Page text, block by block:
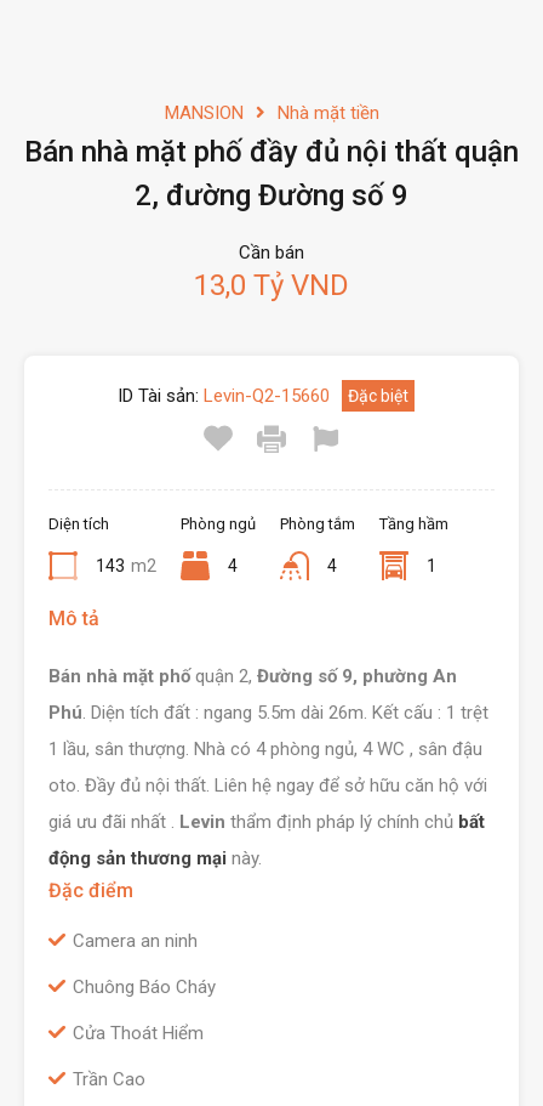
MANSION Nhà mặt tiền
Bán nhà mặt phố đầy đủ nội thất quận
2, đường Đường số 9
Cần bán
13,0 Tỷ VND
ID Tài sản: Levin-Q2-15660 Đặc biệt
Diện tích
143 m2
Phòng ngủ
4
Phòng tắm
4
Tầng hầm
1
Mô tả
Bán nhà mặt phốquận 2, Đường số 9, phường An
Phú. Diện tích đất : ngang 5.5m dài 26m. Kết cấu : 1 trệt
1 lầu, sân thượng. Nhà có 4 phòng ngủ, 4 WC , sân đậu
oto. Đầy đủ nội thất. Liên hệ ngay để sở hữu căn hộ với
giá ưu đãi nhất . Levin thẩm định pháp lý chính chủ bất
động sản thương mại này.
Đặc điểm
Camera an ninh
Chuông Báo Cháy
Cửa Thoát Hiểm
Trần Cao